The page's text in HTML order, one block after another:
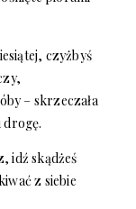
czyżbyś
– skrzeczała
drogę.
idź skądżeś
z siebie